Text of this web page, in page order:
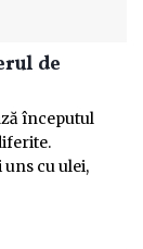
de
începutul
cu ulei,